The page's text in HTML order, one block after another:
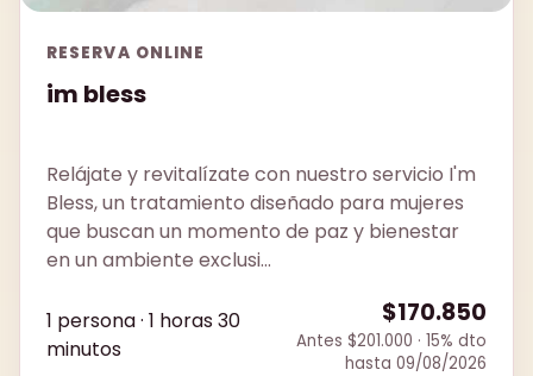
RESERVA ONLINE
im bless
Relájate y revitalízate con nuestro servicio I'm
Bless, un tratamiento diseñado para mujeres
que buscan un momento de paz y bienestar
en un ambiente exclusi...
1 persona · 1 horas 30
minutos
$170.850
Antes $201.000 · 15% dto
hasta 09/08/2026